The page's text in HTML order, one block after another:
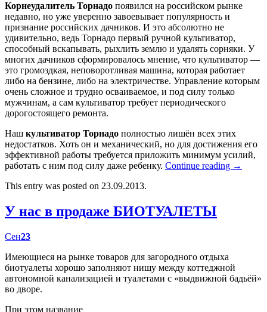
Корнеудалитель Торнадо появился на российском рынке
недавно, но уже уверенно завоевывает популярность и
признание российских дачников. И это абсолютно не
удивительно, ведь Торнадо первый ручной культиватор,
способный вскапывать, рыхлить землю и удалять сорняки. У
многих дачников сформировалось мнение, что культиватор —
это громоздкая, неповоротливая машина, которая работает
либо на бензине, либо на электричестве. Управление которым
очень сложное и трудно осваиваемое, и под силу только
мужчинам, а сам культиватор требует периодического
дорогостоящего ремонта.
Наш культиватор Торнадо полностью лишён всех этих
недостатков. Хоть он и механический, но для достижения его
эффективной работы требуется приложить минимум усилий,
работать с ним под силу даже ребенку. Continue reading →
This entry was posted on 23.09.2013.
У нас в продаже БИОТУАЛЕТЫ
Сен23
Имеющиеся на рынке товаров для загородного отдыха
биотуалеты хорошо заполняют нишу между коттеджной
автономной канализацией и туалетами с «выдвижной бадьёй»
во дворе.
При этом название